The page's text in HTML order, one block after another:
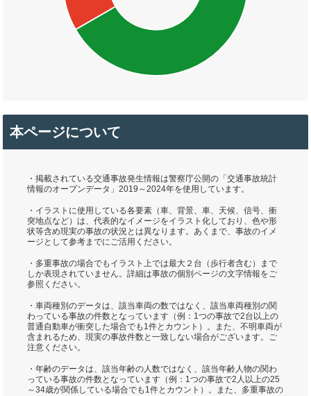
本ページについて
・掲載されている交通事故発生情報は警察庁公開の「交通事故統計
情報のオープンデータ」2019～2024年を使用しています。
・イラストに使用している各要素（車、背景、車、天候、信号、衝
突地点など）は、代表的なイメージをイラスト化しており、色や形
状等含め現実の事故の状況とは異なります。あくまで、事故のイメ
ージとして参考までにご活用ください。
・多重事故の場合でもイラスト上では最大２台（歩行者含む）まで
しか表現されていません。詳細は事故の個別ページの文字情報をご
参照ください。
・車両種別のデータは、該当車両の数ではなく、該当車両種別の関
わっている事故の件数となっています（例：1つの事故で2台以上の
普通自動車が衝突した場合でも1件とカウント）。また、不明車両が
含まれるため、現実の事故件数と一致しない場合がございます。ご
注意ください。
・年齢のデータは、該当年齢の人数ではなく、該当年齢人物の関わ
っている事故の件数となっています（例：1つの事故で2人以上の25
～34歳が関係している場合でも1件とカウント）。また、多重事故の